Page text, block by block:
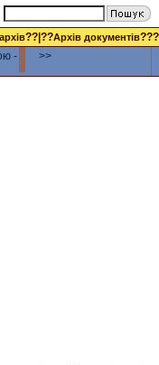
??|??Архів документів???
-
>>